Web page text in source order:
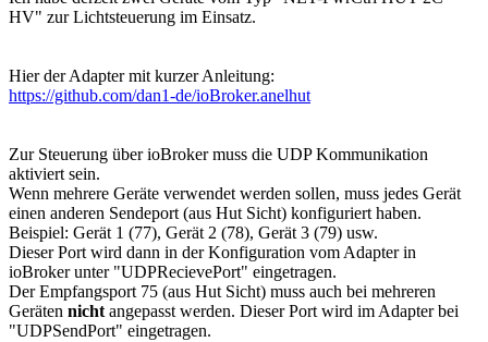
HV" zur Lichtsteuerung im Einsatz.
Hier der Adapter mit kurzer Anleitung:
https://github.com/dan1-de/ioBroker.anelhut
Zur Steuerung über ioBroker muss die UDP Kommunikation
aktiviert sein.
Wenn mehrere Geräte verwendet werden sollen, muss jedes Gerät
einen anderen Sendeport (aus Hut Sicht) konfiguriert haben.
Beispiel: Gerät 1 (77), Gerät 2 (78), Gerät 3 (79) usw.
Dieser Port wird dann in der Konfiguration vom Adapter in
ioBroker unter "UDPRecievePort" eingetragen.
Der Empfangsport 75 (aus Hut Sicht) muss auch bei mehreren
Geräten nicht angepasst werden. Dieser Port wird im Adapter bei
"UDPSendPort" eingetragen.